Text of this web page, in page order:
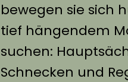
bewegen sie sich
tief hängendem
suchen:
Schnecken und